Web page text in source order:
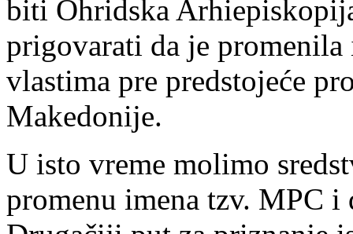
biti Ohridska
prigovarati da je promenila
vlastima pre predstojeće
Makedonije.
U isto vreme molimo
promenu imena tzv. MPC i